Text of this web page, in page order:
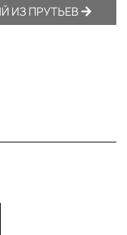
ИЗ ПРУТЬЕВ